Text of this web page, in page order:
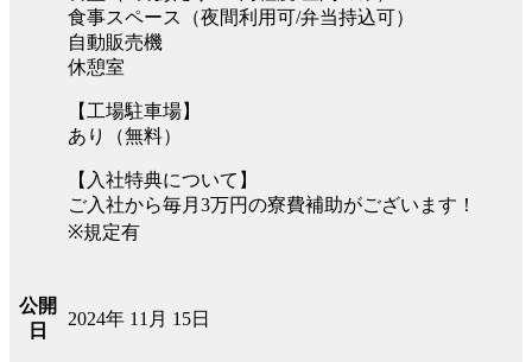
食事スペース（夜間利用可/弁当持込可）
自動販売機
休憩室
【工場駐車場】
あり（無料）
【入社特典について】
ご入社から毎月3万円の寮費補助がございます！
※規定有
公開
日
2024年 11月 15日